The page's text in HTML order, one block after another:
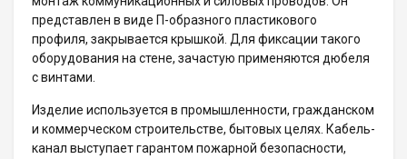
представлен в виде П-образного пластикового
профиля, закрывается крышкой. Для фиксации такого
оборудования на стене, зачастую применяются дюбеля
с винтами.
Изделие используется в промышленности, гражданском
и коммерческом строительстве, бытовых целях. Кабель-
канал выступает гарантом пожарной безопасности,